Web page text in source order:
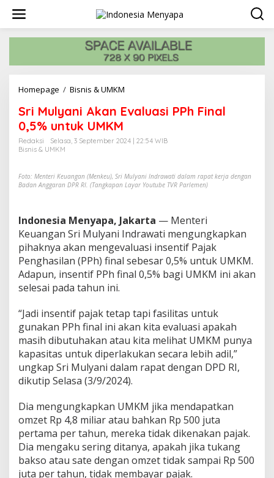
w
Homepage / Bisnis & UMKM
i
l
n
i
a
n
E
v
a
l
s
i
P
P
h
F
i
n
l
0
,
%
u
n
Sri Mulyani Akan Evaluasi PPh Final
0,5% untuk UMKM
Redaksi
Selasa, 3 September 2024 | 22:54 WIB
Bisnis & UMKM
Foto: Menteri Keuangan (Menkeu), Sri Mulyani Indrawati dalam rapat kerja dengan
Badan Anggaran DPR RI. (Tangkapan Layar Youtube TVR Parlemen)
Indonesia Menyapa, Jakarta — Menteri
Keuangan Sri Mulyani Indrawati mengungkapkan
pihaknya akan mengevaluasi insentif Pajak
Penghasilan (PPh) final sebesar 0,5% untuk UMKM.
Adapun, insentif PPh final 0,5% bagi UMKM ini akan
selesai pada tahun ini.
“Jadi insentif pajak tetap tapi fasilitas untuk
gunakan PPh final ini akan kita evaluasi apakah
masih dibutuhakan atau kita melihat UMKM punya
kapasitas untuk diperlakukan secara lebih adil,”
ungkap Sri Mulyani dalam rapat dengan DPD RI,
dikutip Selasa (3/9/2024).
Dia mengungkapkan UMKM jika mendapatkan
omzet Rp 4,8 miliar atau bahkan Rp 500 juta
pertama per tahun, mereka tidak dikenakan pajak.
Dia mengaku sering ditanya, apakah jika tukang
bakso atau sate dengan omzet tidak sampai Rp 500
juta per tahun, tidak membayar pajak.